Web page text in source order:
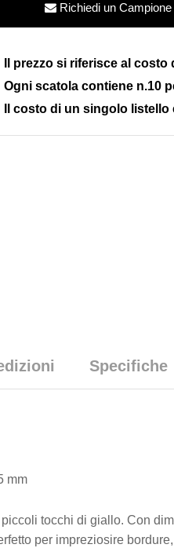
Richiedi un Campione
Il prezzo si riferisce al
Ogni scatola contiene n.10
Il costo di un singolo listello
Specifiche
mm
tocchi di giallo. Con
per impreziosire